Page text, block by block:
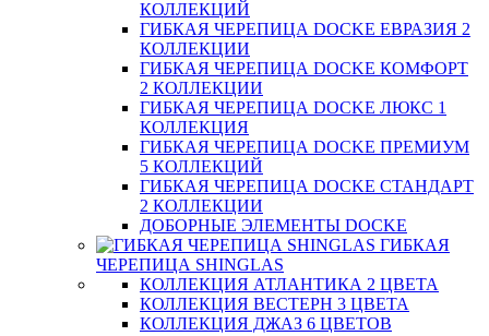
КОЛЛЕКЦИЙ
ГИБКАЯ ЧЕРЕПИЦА DOCKE ЕВРАЗИЯ 2
КОЛЛЕКЦИИ
ГИБКАЯ ЧЕРЕПИЦА DOCKE КОМФОРТ
2 КОЛЛЕКЦИИ
ГИБКАЯ ЧЕРЕПИЦА DOCKE ЛЮКС 1
КОЛЛЕКЦИЯ
ГИБКАЯ ЧЕРЕПИЦА DOCKE ПРЕМИУМ
5 КОЛЛЕКЦИЙ
ГИБКАЯ ЧЕРЕПИЦА DOCKE СТАНДАРТ
2 КОЛЛЕКЦИИ
ДОБОРНЫЕ ЭЛЕМЕНТЫ DOCKE
ГИБКАЯ
ЧЕРЕПИЦА SHINGLAS
КОЛЛЕКЦИЯ АТЛАНТИКА 2 ЦВЕТА
КОЛЛЕКЦИЯ ВЕСТЕРН 3 ЦВЕТА
КОЛЛЕКЦИЯ ДЖАЗ 6 ЦВЕТОВ